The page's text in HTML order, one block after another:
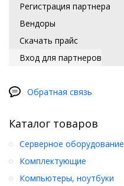
Регистрация партнера
Вендоры
Скачать прайс
Вход для партнеров
Обратная связь
Каталог товаров
Серверное оборудование
Комплектующие
Компьютеры, ноутбуки